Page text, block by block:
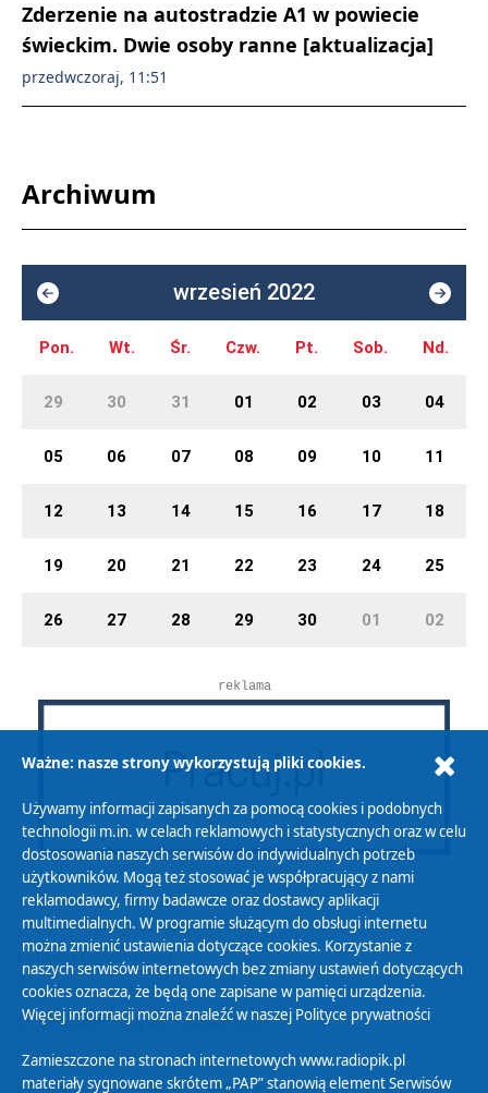
Zderzenie na autostradzie A1 w powiecie
świeckim. Dwie osoby ranne [aktualizacja]
przedwczoraj, 11:51
Archiwum
wrzesień 2022
Pon. Wt. Śr. Czw. Pt. Sob. Nd.
29 30 31 01 02 03 04
05 06 07 08 09 10 11
12 13 14 15 16 17 18
19 20 21 22 23 24 25
26 27 28 29 30 01 02
reklama
Polityka Prywatności
Zasady korzystania z Serwisu
Organizacje Pożytku Publicznego
Cyfryzacja DAB+
Polityka ochrony danych osobowych
Ważne: nasze strony wykorzystują pliki cookies.
Używamy informacji zapisanych za pomocą cookies i podobnych
technologii m.in. w celach reklamowych i statystycznych oraz w celu
dostosowania naszych serwisów do indywidualnych potrzeb
użytkowników. Mogą też stosować je współpracujący z nami
reklamodawcy, firmy badawcze oraz dostawcy aplikacji
multimedialnych. W programie służącym do obsługi internetu
można zmienić ustawienia dotyczące cookies. Korzystanie z
naszych serwisów internetowych bez zmiany ustawień dotyczących
cookies oznacza, że będą one zapisane w pamięci urządzenia.
Więcej informacji można znaleźć w naszej Polityce prywatności
Zamieszczone na stronach internetowych www.radiopik.pl
materiały sygnowane skrótem „PAP” stanowią element Serwisów